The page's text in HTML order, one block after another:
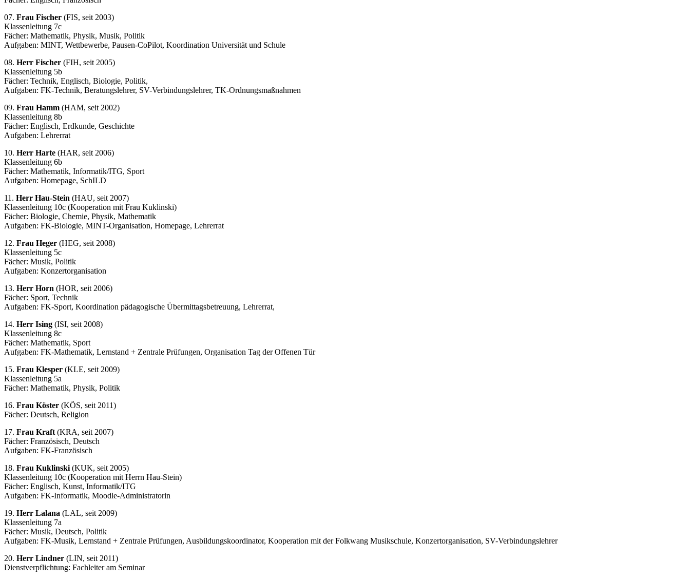
07. Frau Fischer (FIS, seit 2003)
Klassenleitung 7c
Fächer: Mathematik, Physik, Musik, Politik
Aufgaben: MINT, Wettbewerbe, Pausen-CoPilot, Koordination Universität und Schule
08. Herr Fischer (FIH, seit 2005)
Klassenleitung 5b
Fächer: Technik, Englisch, Biologie, Politik,
Aufgaben: FK-Technik, Beratungslehrer, SV-Verbindungslehrer, TK-Ordnungsmaßnahmen
09. Frau Hamm (HAM, seit 2002)
Klassenleitung 8b
Fächer: Englisch, Erdkunde, Geschichte
Aufgaben: Lehrerrat
10. Herr Harte (HAR, seit 2006)
Klassenleitung 6b
Fächer: Mathematik, Informatik/ITG, Sport
Aufgaben: Homepage, SchILD
11. Herr Hau-Stein (HAU, seit 2007)
Klassenleitung 10c (Kooperation mit Frau Kuklinski)
Fächer: Biologie, Chemie, Physik, Mathematik
Aufgaben: FK-Biologie, MINT-Organisation, Homepage, Lehrerrat
12. Frau Heger (HEG, seit 2008)
Klassenleitung 5c
Fächer: Musik, Politik
Aufgaben: Konzertorganisation
13. Herr Horn (HOR, seit 2006)
Fächer: Sport, Technik
Aufgaben: FK-Sport, Koordination pädagogische Übermittagsbetreuung, Lehrerrat,
14. Herr Ising (ISI, seit 2008)
Klassenleitung 8c
Fächer: Mathematik, Sport
Aufgaben: FK-Mathematik, Lernstand + Zentrale Prüfungen, Organisation Tag der Offenen Tür
15. Frau Klesper (KLE, seit 2009)
Klassenleitung 5a
Fächer: Mathematik, Physik, Politik
16. Frau Köster (KÖS, seit 2011)
Fächer: Deutsch, Religion
17. Frau Kraft (KRA, seit 2007)
Fächer: Französisch, Deutsch
Aufgaben: FK-Französisch
18. Frau Kuklinski (KUK, seit 2005)
Klassenleitung 10c (Kooperation mit Herrn Hau-Stein)
Fächer: Englisch, Kunst, Informatik/ITG
Aufgaben: FK-Informatik, Moodle-Administratorin
19. Herr Lalana (LAL, seit 2009)
Klassenleitung 7a
Fächer: Musik, Deutsch, Politik
Aufgaben: FK-Musik, Lernstand + Zentrale Prüfungen, Ausbildungskoordinator, Kooperation mit der Folkwang Musikschule, Konzertorganisation, SV-Verbindungslehrer
20. Herr Lindner (LIN, seit 2011)
Dienstverpflichtung: Fachleiter am Seminar